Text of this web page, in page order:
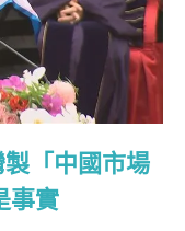
「中國市場
事實